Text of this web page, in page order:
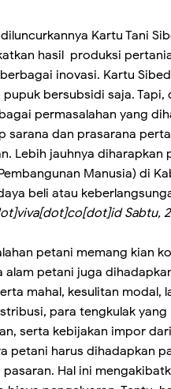
Kartu Tani
hasil produksi
inovasi. Kartu
pupuk bersubsidi saja.
permasalahan yang
sarana dan prasarana
Lebih jauhnya diharapkan
Manusia) di
beli atau
Sabtu,
petani memang kian
alam petani juga
mahal, kesulitan modal,
para tengkulak
serta kebijakan impor
petani harus dihadapkan
pasaran. Hal ini